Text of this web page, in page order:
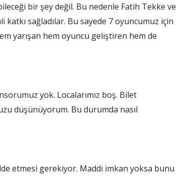
bir şey değil. Bu nedenle Fatih Tekke ve
sağladılar. Bu sayede 7 oyuncumuz için
yarışan hem oyuncu geliştiren hem de
yok. Localarımız boş. Bilet
düşünüyorum. Bu durumda nasıl
etmesi gerekiyor. Maddi imkan yoksa bunu